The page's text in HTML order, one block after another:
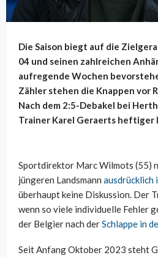
Die Saison biegt auf die
04 und seinen zahlreichen
aufregende Wochen
Zähler stehen die Knappen vor
Nach dem 2:5-Debakel bei
Trainer Karel Geraerts heftiger
Sportdirektor Marc Wilmots (55)
jüngeren Landsmann ausdrücklich
überhaupt keine Diskussion. Der
wenn so viele individuelle Fehler
der Belgier nach derSchlappe in
Seit Anfang Oktober 2023 steht